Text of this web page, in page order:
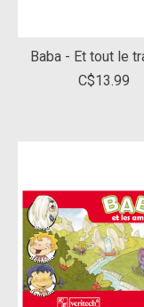
Baba - Et tout le
C$13.99